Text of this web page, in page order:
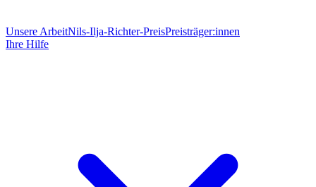
Unsere ArbeitNils-Ilja-Richter-PreisPreisträger:innen
Ihre Hilfe